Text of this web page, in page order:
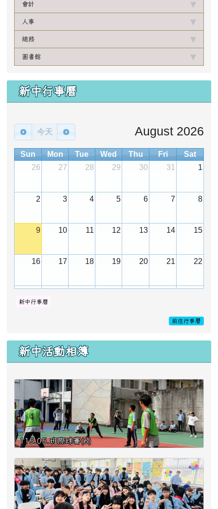
會計
人事
總務
圖書館
新中行事曆
今天 August 2026
Sun Mon Tue Wed Thu Fri
Sat
26
27 28 29 30 31 1
2 3 4 5 6 7 8
9 10 11 12 13 14 15
16 17 18 19 20 21 22
4 5
新中行事曆
前往行事曆
新中活動相簿
115.05.班際球賽(6)